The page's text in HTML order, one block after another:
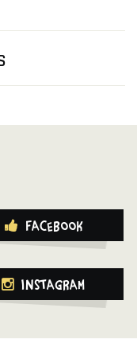
Facebook
Instagram